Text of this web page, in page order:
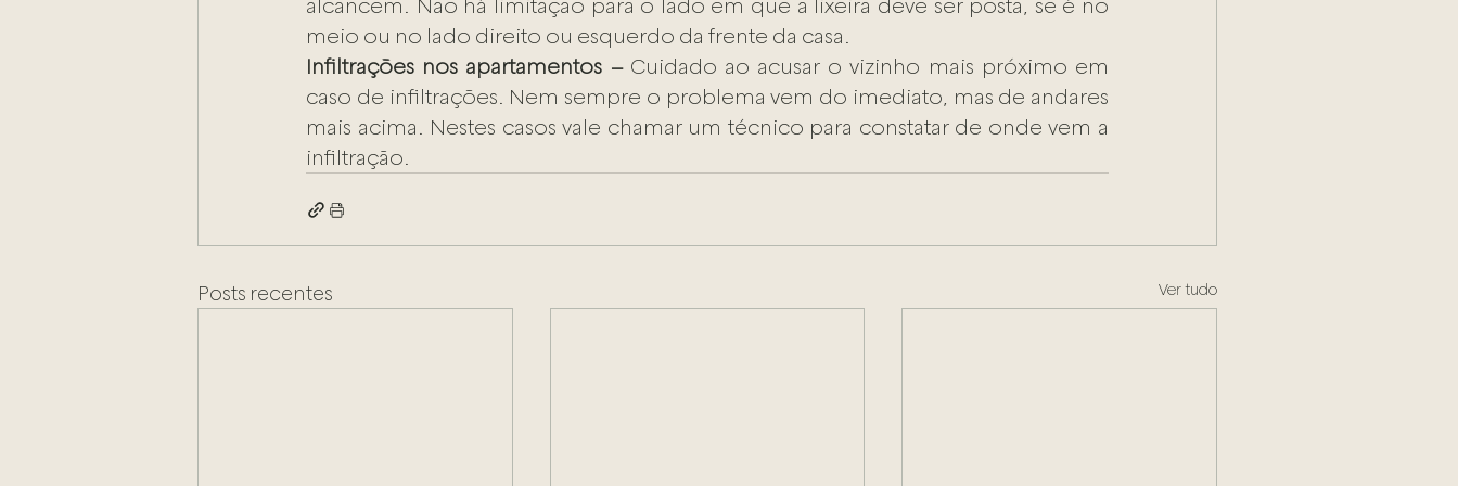
alcancem. Não há limitação para o lado em que a lixeira deve ser posta, se é no
meio ou no lado direito ou esquerdo da frente da casa.
Infiltrações nos apartamentos – Cuidado ao acusar o vizinho mais próximo em
caso de infiltrações. Nem sempre o problema vem do imediato, mas de andares
mais acima. Nestes casos vale chamar um técnico para constatar de onde vem a
infiltração.
Posts recentes Ver tudo